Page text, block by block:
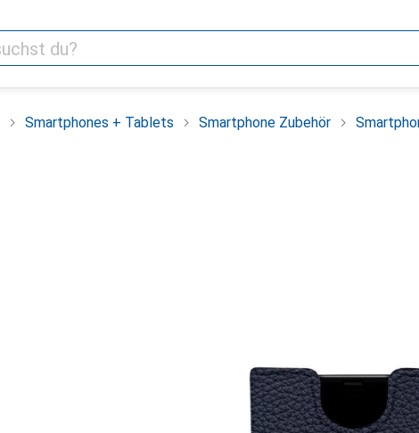
Smartphones + Tablets Smartphone Zubehör